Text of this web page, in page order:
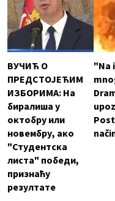
ВУЧИЋ О
ПРЕДСТОЈЕЋИМ
ИЗБОРИМА: На
биралиша у
октобру или
новембру, ако
"Студентска
листа" победи,
признаћу
резултате
"Na